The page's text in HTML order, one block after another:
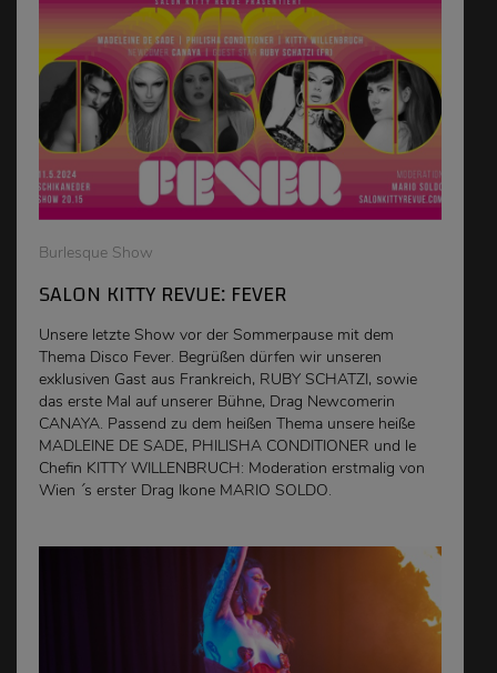
Burlesque Show
SALON KITTY REVUE: FEVER
Unsere letzte Show vor der Sommerpause mit dem
Thema Disco Fever. Begrüßen dürfen wir unseren
exklusiven Gast aus Frankreich, RUBY SCHATZI, sowie
das erste Mal auf unserer Bühne, Drag Newcomerin
CANAYA. Passend zu dem heißen Thema unsere heiße
MADLEINE DE SADE, PHILISHA CONDITIONER und le
Chefin KITTY WILLENBRUCH: Moderation erstmalig von
Wien ´s erster Drag Ikone MARIO SOLDO.